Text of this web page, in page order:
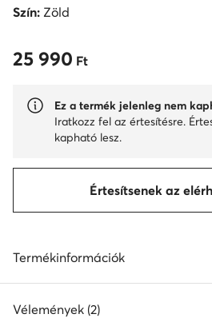
Szín: Zöld
25 990 Ft
25 990 Ft
Ez a termék jelenleg nem
Iratkozz fel az értesítésre.
kapható lesz.
Értesítsenek az
Termékinformációk
Vélemények (2)